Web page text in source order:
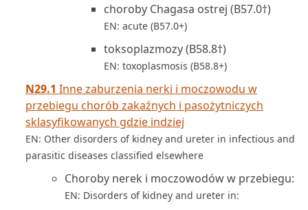
choroby Chagasa ostrej (B57.0†)
EN: acute (B57.0+)
toksoplazmozy (B58.8†)
EN: toxoplasmosis (B58.8+)
N29.1 Inne zaburzenia nerki i moczowodu w
przebiegu chorób zakaźnych i pasożytniczych
sklasyfikowanych gdzie indziej
EN: Other disorders of kidney and ureter in infectious and
parasitic diseases classified elsewhere
Choroby nerek i moczowodów w przebiegu:
EN: Disorders of kidney and ureter in: